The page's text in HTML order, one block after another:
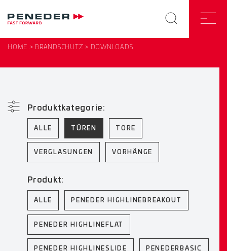
HOME BRANDSCHUTZ DOWNLOADS
Produktkategorie:
ALLE TÜREN TORE
VERGLASUNGEN VORHÄNGE
Produkt:
ALLE PENEDER HIGHLINEBREAKOUT
PENEDER HIGHLINEFLAT
PENEDER HIGHLINESLIDE PENEDERBASIC